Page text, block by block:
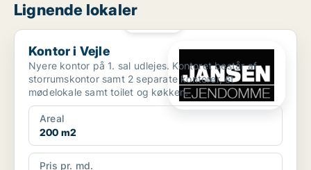
Lignende lokaler
Kontor i Vejle
Kontor i Vejle
Nyere kontor på 1. sal udlejes. Kontoret består af
storrumskontor samt 2 separate kontorer, ét
mødelokale samt toilet og køkken.
Areal
200 m2
Pris pr. md.